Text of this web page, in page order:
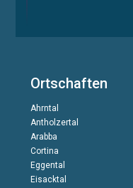
Ortschaften
Ahrntal
Antholzertal
Arabba
Cortina
Eggental
Eisacktal